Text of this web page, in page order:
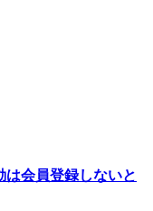
は会員登録しないと